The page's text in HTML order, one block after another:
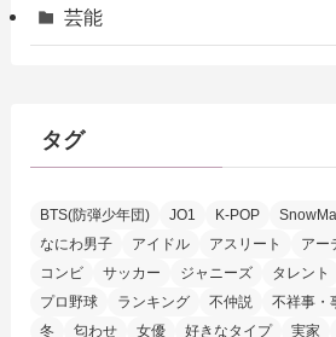
芸能
タグ
BTS(防弾少年団) JO1 K-POP
なにわ男子
アイドル アスリート アー
コンビ
サッカー ジャニーズ タレント
プロ野球
ランキング 不仲説 不祥事・
冬
匂わせ 女優 好きなタイプ 実家